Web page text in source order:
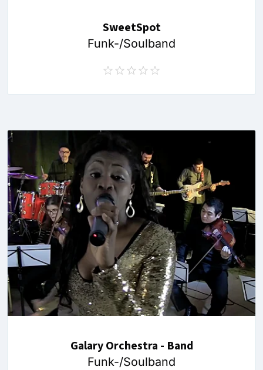
SweetSpot
Funk-/Soulband
Galary Orchestra - Band
Funk-/Soulband